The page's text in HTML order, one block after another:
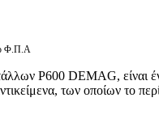
ο Φ.Π.Α
P600 DEMAG, είναι
των οποίων το